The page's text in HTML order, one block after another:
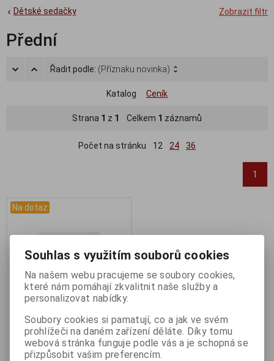
Zobrazit filtr
Dětské sedačky
Přední
Řadit podle: (Příznaku novinka)
Katalog Ceník
Strana 1 z 1 Celkem 1 záznamů
Počet na stránku 12 24 36
1
Na dotaz
Dotaz na zboží
Katalogové číslo: DOTAZ
Záruka (měsíců):24
Souhlas s využitím souborů cookies
Na našem webu pracujeme se soubory cookies,
které nám pomáhají zkvalitnit naše služby a
personalizovat nabídky.
Soubory cookies si pamatují, co a jak ve svém
prohlížeči na daném zařízení děláte. Díky tomu
webová stránka funguje podle vás a je schopná se
přizpůsobit vašim preferencím.